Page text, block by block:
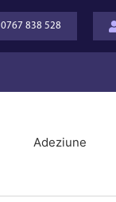
0767 838 528
Adeziune